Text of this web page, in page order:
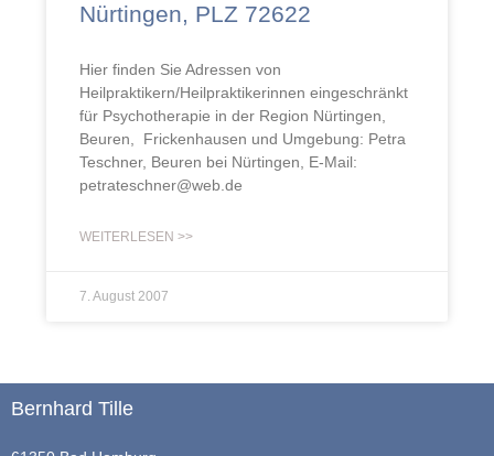
Nürtingen, PLZ 72622
Hier finden Sie Adressen von
Heilpraktikern/Heilpraktikerinnen eingeschränkt
für Psychotherapie in der Region Nürtingen,
Beuren, Frickenhausen und Umgebung: Petra
Teschner, Beuren bei Nürtingen, E-Mail:
petrateschner@web.de
WEITERLESEN >>
7. August 2007
Bernhard Tille